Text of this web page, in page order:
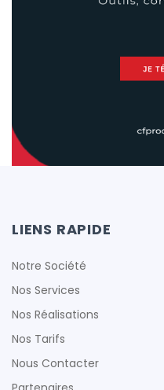
LIENS RAPIDE
Notre Société
Nos Services
Nos Réalisations
Nos Tarifs
Nous Contacter